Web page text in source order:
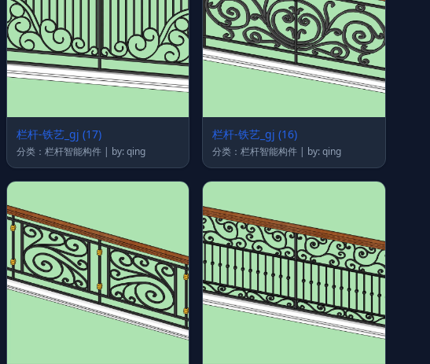
栏杆-铁艺_gj (17)
分类：栏杆智能构件 | by: qing
栏杆-铁艺_gj (16)
分类：栏杆智能构件 | by: qing